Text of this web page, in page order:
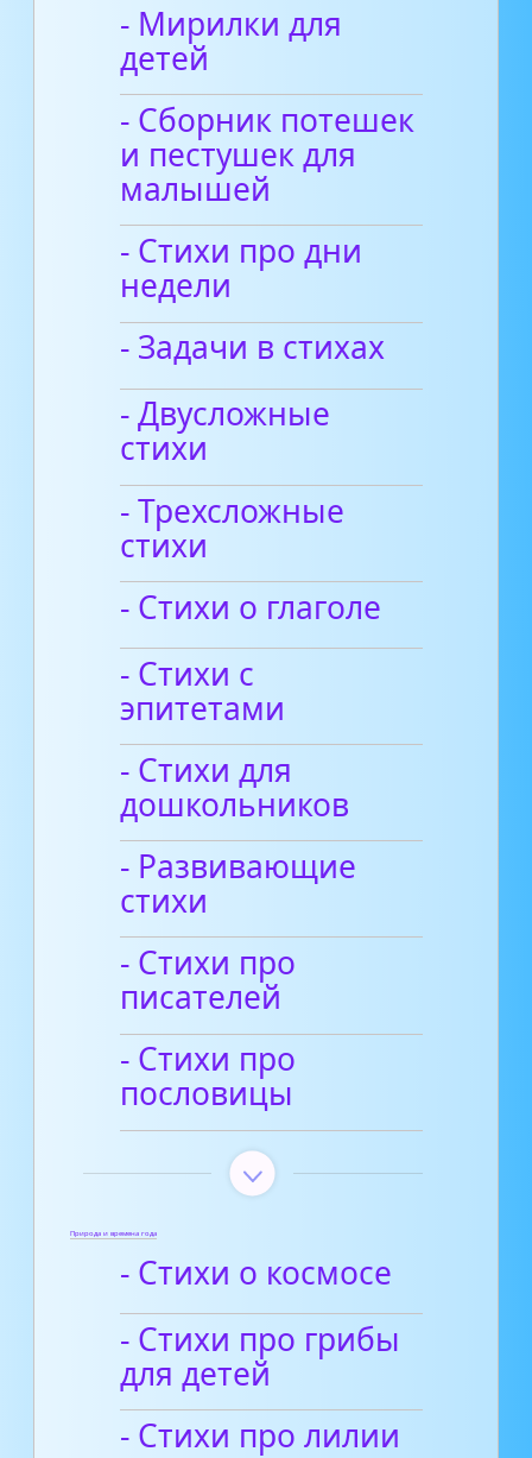
- Мирилки для
детей
- Сборник потешек
и пестушек для
малышей
- Стихи про дни
недели
- Задачи в стихах
- Двусложные
стихи
- Трехсложные
стихи
- Стихи о глаголе
- Стихи с
эпитетами
- Стихи для
дошкольников
- Развивающие
стихи
- Стихи про
писателей
- Стихи про
пословицы
Природа и времена года
- Стихи о космосе
- Стихи про грибы
для детей
- Стихи про лилии